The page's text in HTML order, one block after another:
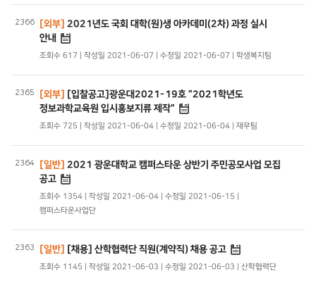
2366 [외부] 2021년도 국회 대학(원)생 아카데미(2차) 과정 실시
안내
조회수 617 | 작성일 2021-06-07 | 수정일 2021-06-07 | 학생복지팀
2365 [외부] [입찰공고]광운대2021-19호 "2021학년도
정보과학교육원 입시홍보지류 제작"
조회수 725 | 작성일 2021-06-04 | 수정일 2021-06-04 | 재무팀
2364 [일반] 2021 광운대학교 캠퍼스타운 상반기 주민공모사업 모집
공고
조회수 1354 | 작성일 2021-06-04 | 수정일 2021-06-15 |
캠퍼스타운사업단
2363 [일반] [채용] 산학협력단 직원(계약직) 채용 공고
조회수 1145 | 작성일 2021-06-03 | 수정일 2021-06-03 | 산학협력단